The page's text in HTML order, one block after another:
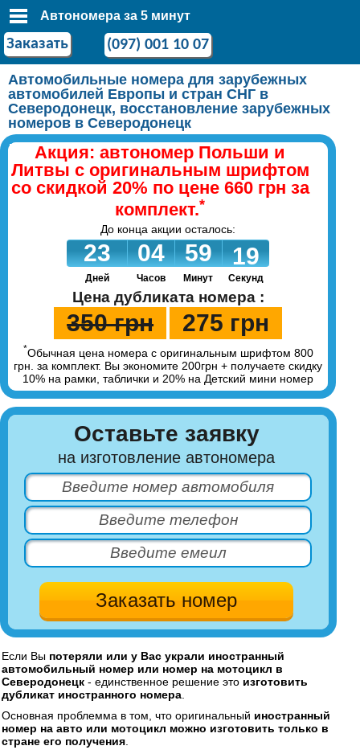
Автономера за 5 минут
Заказать (097) 001 10 07
Автомобильные номера для зарубежных
автомобилей Европы и стран СНГ в
Северодонецк, восстановление зарубежных
номеров в Северодонецк
Акция: автономер Польши и
Литвы с оригинальным шрифтом
со скидкой 20% по цене 660 грн за
комплект.*
До конца акции осталось:
23 04 59 18
Дней Часов Минут Секунд
Цена дубликата номера :
350 грн 275 грн
*Обычная цена номера с оригинальным шрифтом 800
грн. за комплект. Вы экономите 200грн + получаете скидку
10% на рамки, таблички и 20% на Детский мини номер
Оставьте заявку
на изготовление автономера
Если Вы потеряли или у Вас украли иностранный
автомобильный номер или номер на мотоцикл в
Северодонецк - единственное решение это изготовить
дубликат иностранного номера
Основная проблемма в том, что оригинальный иностранный
номер на авто или мотоцикл можно изготовить только в
стране его получения